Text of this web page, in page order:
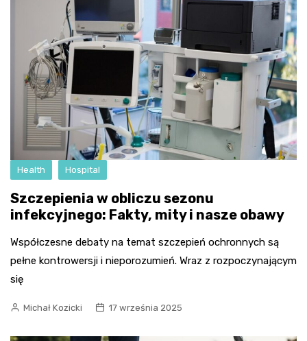
Health Hospital
Szczepienia w obliczu sezonu
infekcyjnego: Fakty, mity i nasze obawy
Współczesne debaty na temat szczepień ochronnych są
pełne kontrowersji i nieporozumień. Wraz z rozpoczynającym
się
Michał Kozicki 17 września 2025